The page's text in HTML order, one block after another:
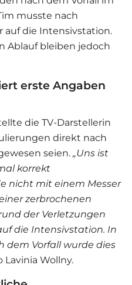
musste nach
auf die Intensivstation.
Ablauf bleiben jedoch
erste Angaben
die TV-Darstellerin
direkt nach
seien. „Uns ist
korrekt
nicht mit einem Messer
zerbrochenen
der Verletzungen
die Intensivstation. In
dem Vorfall wurde dies
Lavinia Wollny.